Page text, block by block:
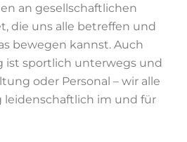
an gesellschaftlichen
die uns alle betreffen und
bewegen kannst. Auch
ist sportlich unterwegs und
oder Personal – wir alle
leidenschaftlich im und für